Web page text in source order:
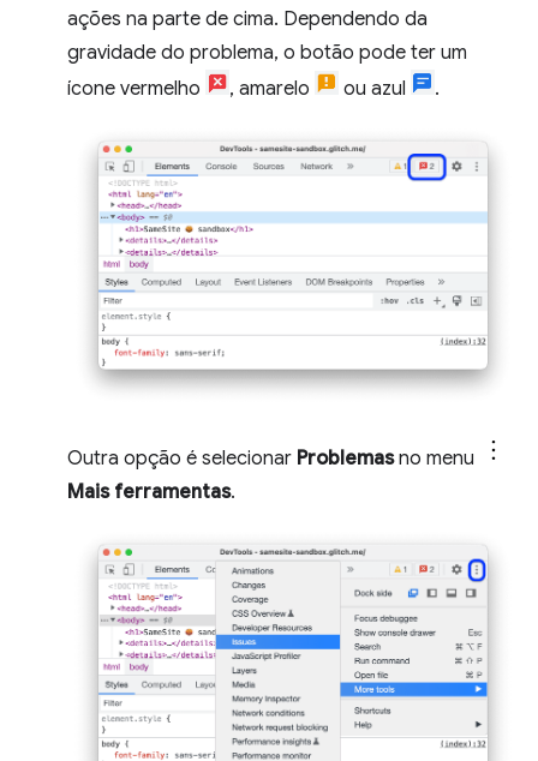
ações na parte de cima. Dependendo da
gravidade do problema, o botão pode ter um
ícone vermelho
, amarelo ou azul .
Outra opção é selecionar Problemasno menu
Mais ferramentas.